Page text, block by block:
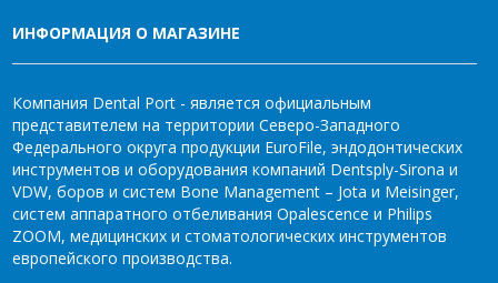
ИНФОРМАЦИЯ О МАГАЗИНЕ
Компания Dental Port - является официальным
представителем на территории Северо-Западного
Федерального округа продукции EuroFile, эндодонтических
инструментов и оборудования компаний Dentsply-Sirona и
VDW, боров и систем Bone Management – Jota и Meisinger,
систем аппаратного отбеливания Opalescence и Philips
ZOOM, медицинских и стоматологических инструментов
европейского производства.